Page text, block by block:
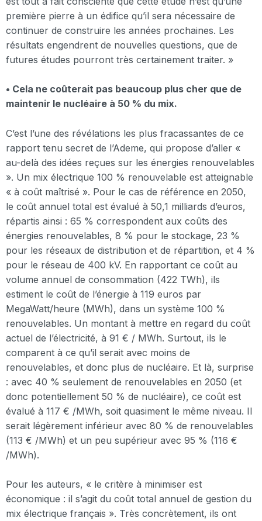
première pierre à un édifice qu’il sera nécessaire de
continuer de construire les années prochaines. Les
résultats engendrent de nouvelles questions, que de
futures études pourront très certainement traiter. »
• Cela ne coûterait pas beaucoup plus cher que de
maintenir le nucléaire à 50 % du mix.
C’est l’une des révélations les plus fracassantes de ce
rapport tenu secret de l’Ademe, qui propose d’aller «
au-delà des idées reçues sur les énergies renouvelables
». Un mix électrique 100 % renouvelable est atteignable
« à coût maîtrisé ». Pour le cas de référence en 2050,
le coût annuel total est évalué à 50,1 milliards d’euros,
répartis ainsi : 65 % correspondent aux coûts des
énergies renouvelables, 8 % pour le stockage, 23 %
pour les réseaux de distribution et de répartition, et 4 %
pour le réseau de 400 kV. En rapportant ce coût au
volume annuel de consommation (422 TWh), ils
estiment le coût de l’énergie à 119 euros par
MegaWatt/heure (MWh), dans un système 100 %
renouvelables. Un montant à mettre en regard du coût
actuel de l’électricité, à 91 € / MWh. Surtout, ils le
comparent à ce qu’il serait avec moins de
renouvelables, et donc plus de nucléaire. Et là, surprise
: avec 40 % seulement de renouvelables en 2050 (et
donc potentiellement 50 % de nucléaire), ce coût est
évalué à 117 € /MWh, soit quasiment le même niveau. Il
serait légèrement inférieur avec 80 % de renouvelables
(113 € /MWh) et un peu supérieur avec 95 % (116 €
/MWh).
Pour les auteurs, « le critère à minimiser est
économique : il s’agit du coût total annuel de gestion du
mix électrique français ». Très concrètement, ils ont